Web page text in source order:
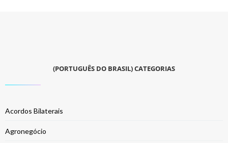
(PORTUGUÊS DO BRASIL) CATEGORIAS
Acordos Bilaterais
Agronegócio